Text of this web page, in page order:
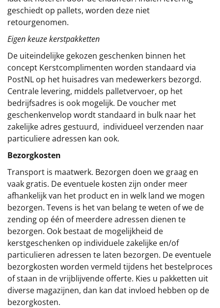
geschiedt op pallets, worden deze niet
retourgenomen.
Eigen keuze kerstpakketten
De uiteindelijke gekozen geschenken binnen het
concept Kerstcomplimenten worden standaard via
PostNL op het huisadres van medewerkers bezorgd.
Centrale levering, middels palletvervoer, op het
bedrijfsadres is ook mogelijk. De voucher met
geschenkenvelop wordt standaard in bulk naar het
zakelijke adres gestuurd, individueel verzenden naar
particuliere adressen kan ook.
Bezorgkosten
Transport is maatwerk. Bezorgen doen we graag en
vaak gratis. De eventuele kosten zijn onder meer
afhankelijk van het product en in welk land we mogen
bezorgen. Tevens is het van belang te weten of we de
zending op één of meerdere adressen dienen te
bezorgen. Ook bestaat de mogelijkheid de
kerstgeschenken op individuele zakelijke en/of
particulieren adressen te laten bezorgen. De eventuele
bezorgkosten worden vermeld tijdens het bestelproces
of staan in de vrijblijvende offerte. Kies u pakketten uit
diverse magazijnen, dan kan dat invloed hebben op de
bezorgkosten.